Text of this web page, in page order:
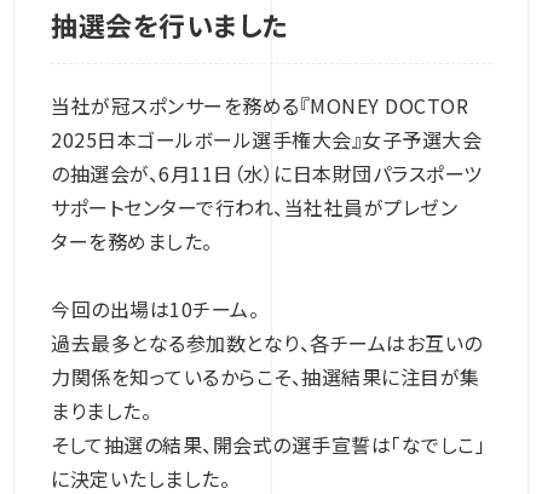
抽選会を行いました
当社が冠スポンサーを務める『MONEY DOCTOR
2025日本ゴールボール選手権大会』女子予選大会
の抽選会が、6月11日（水）に日本財団パラスポーツ
サポートセンターで行われ、当社社員がプレゼン
ターを務めました。
今回の出場は10チーム。
過去最多となる参加数となり、各チームはお互いの
力関係を知っているからこそ、抽選結果に注目が集
まりました。
そして抽選の結果、開会式の選手宣誓は「なでしこ」
に決定いたしました。